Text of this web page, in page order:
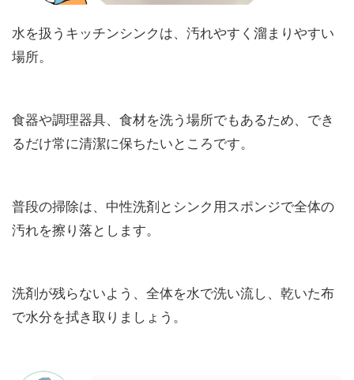
水を扱うキッチンシンクは、汚れやすく溜まりやすい
場所。
食器や調理器具、食材を洗う場所でもあるため、でき
るだけ常に清潔に保ちたいところです。
普段の掃除は、中性洗剤とシンク用スポンジで全体の
汚れを擦り落とします。
洗剤が残らないよう、全体を水で洗い流し、乾いた布
で水分を拭き取りましょう。